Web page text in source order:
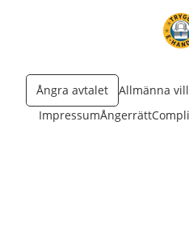
Ångra avtalet Allmänna
ImpressumÅngerrätt